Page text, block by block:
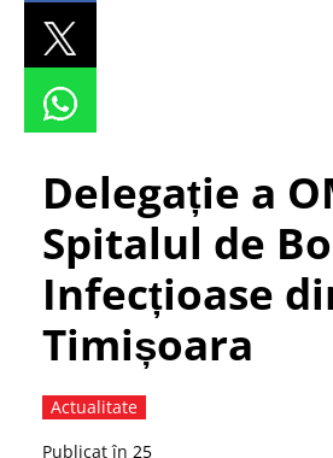
Delegație a
Spitalul de
Infecțioase
Timișoara
Actualitate
Publicat în 25